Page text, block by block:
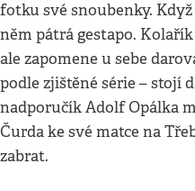
fotku své snoubenky.
něm pátrá gestapo. Kolařík
ale zapomene u sebe
podle zjištěné série – stojí
nadporučík Adolf Opálka
Čurda ke své matce na
zabrat.